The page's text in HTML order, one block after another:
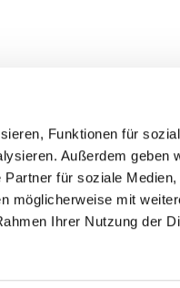
Funktionen für
Außerdem geben
für soziale Medien,
möglicherweise mit
Ihrer Nutzung der
Greifswald+49
Impressum